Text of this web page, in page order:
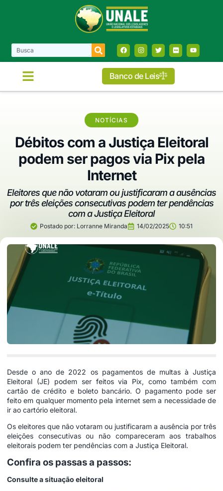
Banco de Leis
NOTÍCIAS
Débitos com a Justiça Eleitoral
podem ser pagos via Pix pela
Internet
Eleitores que não votaram ou justificaram a ausências
por três eleições consecutivas podem ter pendências
com a Justiça Eleitoral
Postado por: Lorranne Miranda 14/02/2025 10:51
Desde o ano de 2022 os pagamentos de multas à Justiça
Eleitoral (JE) podem ser feitos via Pix, como também com
cartão de crédito e boleto bancário. O pagamento pode ser
feito em qualquer momento pela internet sem a necessidade de
ir ao cartório eleitoral.
Os eleitores que não votaram ou justificaram a ausência por três
eleições consecutivas ou não compareceram aos trabalhos
eleitorais podem ter pendências com a Justiça Eleitoral.
Confira os passas a passos:
Consulte a situação eleitoral